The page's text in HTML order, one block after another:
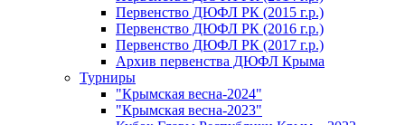
Первенство ДЮФЛ РК (2015 г.р.)
Первенство ДЮФЛ РК (2016 г.р.)
Первенство ДЮФЛ РК (2017 г.р.)
Архив первенства ДЮФЛ Крыма
Турниры
"Крымская весна-2024"
"Крымская весна-2023"